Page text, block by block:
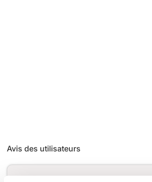
Avis des utilisateurs